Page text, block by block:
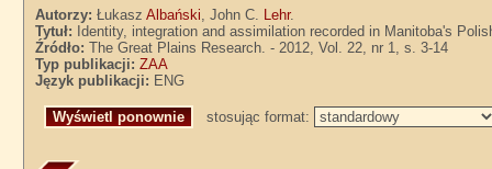
Autorzy:ŁukaszAlbański, John C. Lehr.
Tytuł: Identity, integration and assimilation recorded in Manitoba's
Źródło:The Great Plains Research. - 2012, Vol. 22, nr 1, s. 3-14
Typ publikacji:ZAA
Język publikacji: ENG
stosując format: